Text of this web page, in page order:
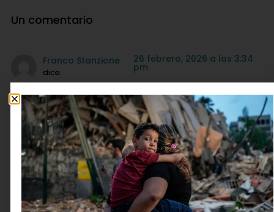
Un comentario
Franco Stanzione
dice:
26 febrero, 2026 a las 3:34
pm
Quisiera más información
Responder
Deja una respuesta
Tu dirección de correo electrónico no será publicada.
Los campos obligatorios están marcados con*
Comentario*